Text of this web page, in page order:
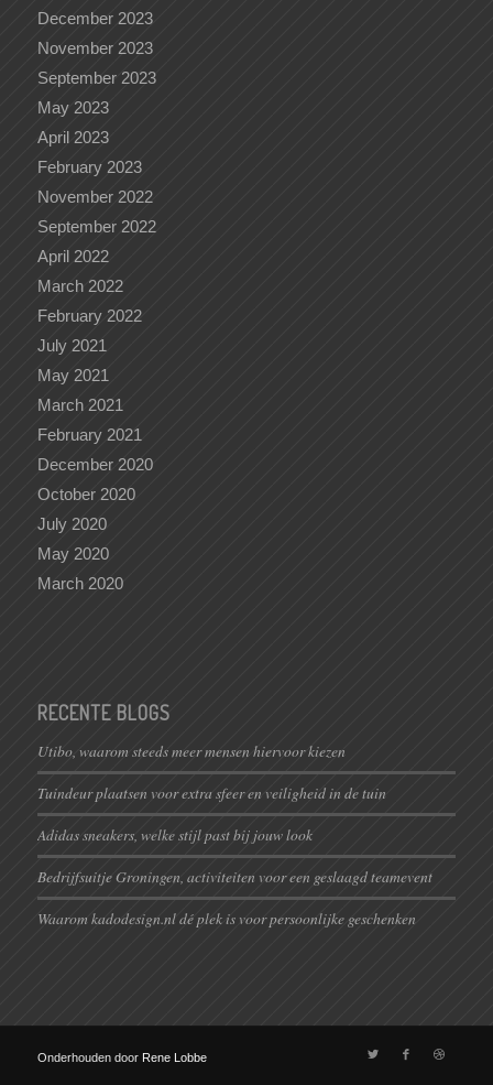
December 2023
November 2023
September 2023
May 2023
April 2023
February 2023
November 2022
September 2022
April 2022
March 2022
February 2022
July 2021
May 2021
March 2021
February 2021
December 2020
October 2020
July 2020
May 2020
March 2020
RECENTE BLOGS
Utibo, waarom steeds meer mensen hiervoor kiezen
Tuindeur plaatsen voor extra sfeer en veiligheid in de tuin
Adidas sneakers, welke stijl past bij jouw look
Bedrijfsuitje Groningen, activiteiten voor een geslaagd teamevent
Waarom kadodesign.nl dé plek is voor persoonlijke geschenken
Onderhouden door Rene Lobbe